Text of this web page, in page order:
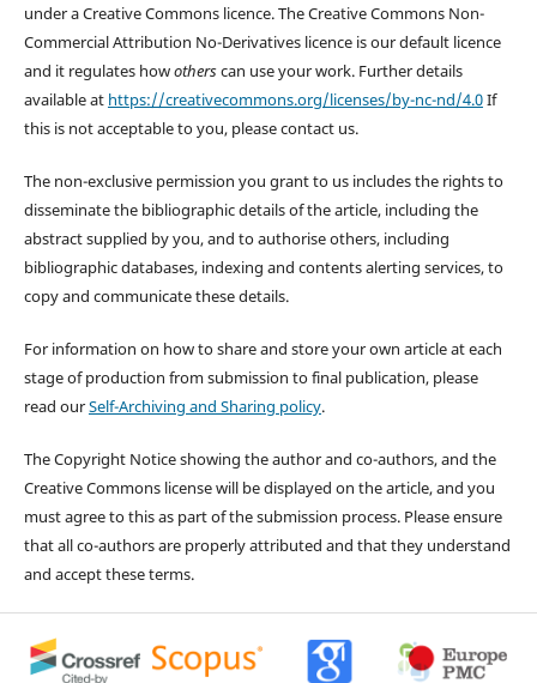
under a Creative Commons licence. The Creative Commons Non-
Commercial Attribution No-Derivatives licence is our default licence
and it regulates howotherscan use your work. Further details
available at https://creativecommons.org/licenses/by-nc-nd/4.0If
this is not acceptable to you, please contact us.
The non-exclusive permission you grant to us includes the rights to
disseminate the bibliographic details of the article, including the
abstract supplied by you, and to authorise others, including
bibliographic databases, indexing and contents alerting services, to
copy and communicate these details.
For information on how to share and store your own article at each
stage of production from submission to final publication, please
read ourSelf-Archiving and Sharing policy.
The Copyright Notice showing the author and co-authors, and the
Creative Commons license will be displayed on the article, and you
must agree to this as part of the submission process. Please ensure
that all co-authors are properly attributed and that they understand
and accept these terms.